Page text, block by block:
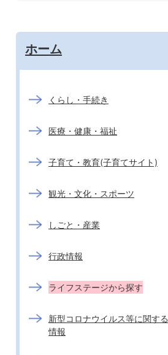
ホーム
くらし・手続き
医療・健康・福祉
子育て・教育(子育てサイト)
観光・文化・スポーツ
しごと・産業
行政情報
ライフステージから探す
新型コロナウイルス等に関する
情報